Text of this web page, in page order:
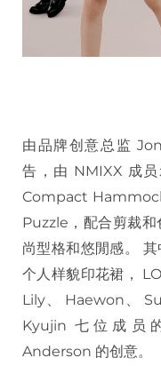
由品牌创意总监
告，由 NMIXX 成
Compact
Puzzle，配合剪裁
尚型格和悠閒感。
个人样貌印花裙，
Lily、 Haewon、
Kyujin 七位成员
Anderson 的创意。